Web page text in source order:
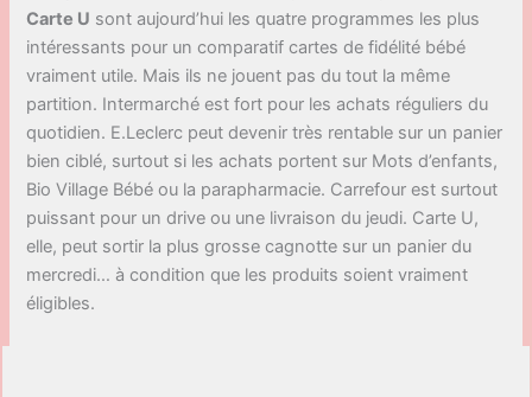
Carte U sont aujourd’hui les quatre programmes les plus
intéressants pour un comparatif cartes de fidélité bébé
vraiment utile. Mais ils ne jouent pas du tout la même
partition. Intermarché est fort pour les achats réguliers du
quotidien. E.Leclerc peut devenir très rentable sur un panier
bien ciblé, surtout si les achats portent sur Mots d’enfants,
Bio Village Bébé ou la parapharmacie. Carrefour est surtout
puissant pour un drive ou une livraison du jeudi. Carte U,
elle, peut sortir la plus grosse cagnotte sur un panier du
mercredi… à condition que les produits soient vraiment
éligibles.